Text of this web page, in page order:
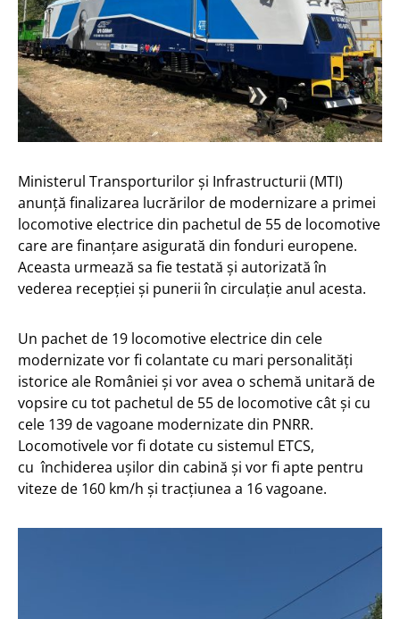
Ministerul Transporturilor și Infrastructurii (MTI)
anunță finalizarea lucrărilor de modernizare a primei
locomotive electrice din pachetul de 55 de locomotive
care are finanțare asigurată din fonduri europene.
Aceasta urmează sa fie testată și autorizată în
vederea recepției și punerii în circulație anul acesta.
Un pachet de 19 locomotive electrice din cele
modernizate vor fi colantate cu mari personalități
istorice ale României și vor avea o schemă unitară de
vopsire cu tot pachetul de 55 de locomotive cât și cu
cele 139 de vagoane modernizate din PNRR.
Locomotivele vor fi dotate cu sistemul ETCS,
cu închiderea ușilor din cabină și vor fi apte pentru
viteze de 160 km/h și tracțiunea a 16 vagoane.